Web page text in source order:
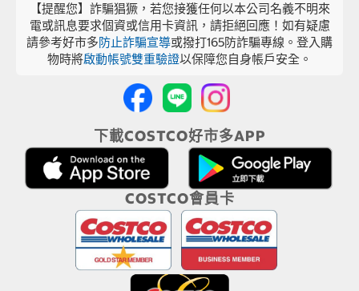
【提醒您】詐騙猖獗，若您接獲任何以本公司名義不明來
電或訊息要求個資或信用卡資訊，請拒絕回應！如有疑慮
請參考好市多防止詐騙宣導或撥打165防詐騙專線。登入購
物時將啟動帳號雙重驗證以保障您自身帳戶安全。
下載COSTCO好市多APP
COSTCO會員卡